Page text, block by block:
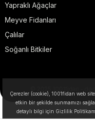
Yapraklı Ağaçlar
Meyve Fidanları
Çalılar
Soğanlı Bitkiler
© 2025 1001fidan -
Çerezler (cookie), 1001fidan web
etkin bir şekilde sunmamızı
detaylı bilgi için Gizlilik